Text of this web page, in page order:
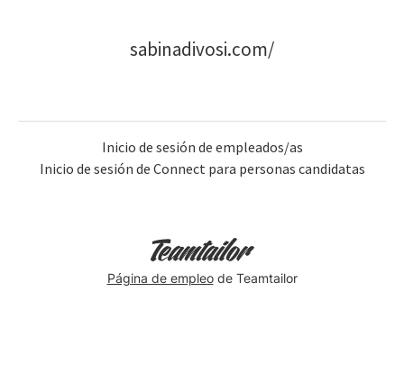
sabinadivosi.com/
Inicio de sesión de empleados/as
Inicio de sesión de Connect para personas candidatas
Página de empleode Teamtailor